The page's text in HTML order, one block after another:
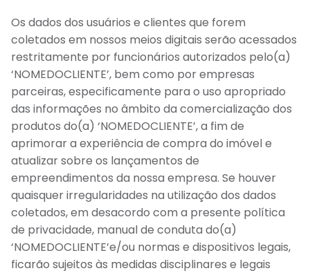
Os dados dos usuários e clientes que forem
coletados em nossos meios digitais serão acessados
restritamente por funcionários autorizados pelo(a)
‘NOMEDOCLIENTE’, bem como por empresas
parceiras, especificamente para o uso apropriado
das informações no âmbito da comercialização dos
produtos do(a) ‘NOMEDOCLIENTE’, a fim de
aprimorar a experiência de compra do imóvel e
atualizar sobre os lançamentos de
empreendimentos da nossa empresa. Se houver
quaisquer irregularidades na utilização dos dados
coletados, em desacordo com a presente política
de privacidade, manual de conduta do(a)
‘NOMEDOCLIENTE’e/ou normas e dispositivos legais,
ficarão sujeitos às medidas disciplinares e legais